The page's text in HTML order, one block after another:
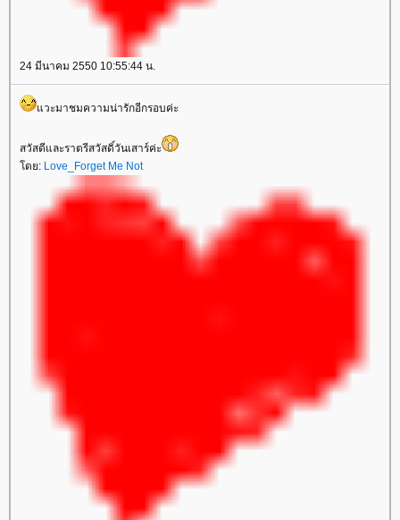
24 มีนาคม 2550 10:55:44 น.
วะมาชมความน่ารักอีกรอบค่ะ
สวัสดีและราตรีสวัสดิ์วันเสาร์ค่ะ
ดย: Love_Forget Me Not